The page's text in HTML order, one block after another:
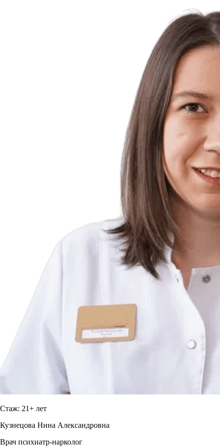
Стаж: 21+ лет
Кузнецова Нина Александровна
Врач психиатр-нарколог